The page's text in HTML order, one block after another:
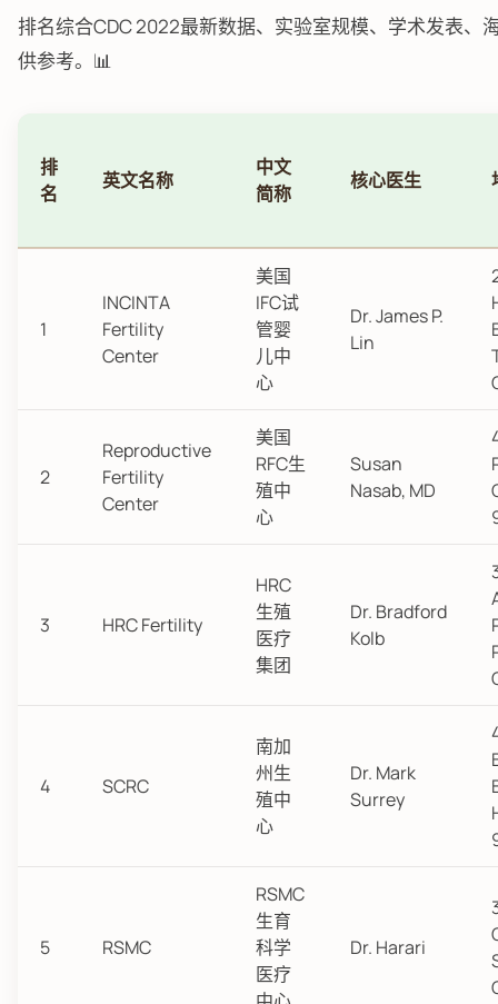
排名综合CDC 2022最新数据、实验室规模、学术发表、
供参考。📊
排
名
英文名称
中文
简称
核心医生
1
INCINTA
Fertility
Center
美国
IFC试
管婴
儿中
心
Dr. James P.
Lin
2
Reproductive
Fertility
Center
美国
RFC生
殖中
心
Susan
Nasab, MD
3 HRC Fertility
HRC
生殖
医疗
集团
Dr. Bradford
Kolb
4 SCRC
南加
州生
殖中
心
Dr. Mark
Surrey
5 RSMC
RSMC
生育
科学
医疗
Dr. Harari